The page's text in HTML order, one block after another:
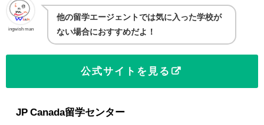
ingwish man
他の留学エージェントでは気に入った学校が
ない場合におすすめだよ！
公式サイトを見る
JP Canada留学センター